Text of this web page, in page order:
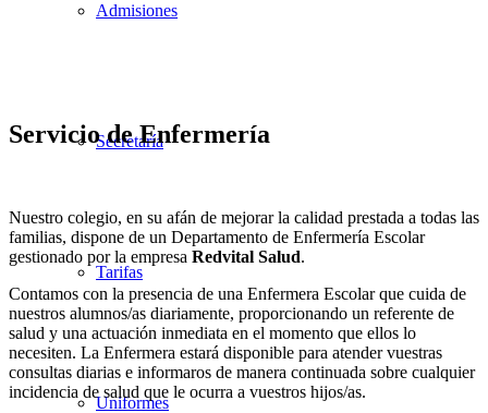
Admisiones
Secretaría
Tarifas
Uniformes
Servicio de Enfermería
Nuestro colegio, en su afán de mejorar la calidad prestada a todas las
familias, dispone de un Departamento de Enfermería Escolar
gestionado por la empresa Redvital Salud.
Contamos con la presencia de una Enfermera Escolar que cuida de
nuestros alumnos/as diariamente, proporcionando un referente de
salud y una actuación inmediata en el momento que ellos lo
necesiten. La Enfermera estará disponible para atender vuestras
consultas diarias e informaros de manera continuada sobre cualquier
incidencia de salud que le ocurra a vuestros hijos/as.